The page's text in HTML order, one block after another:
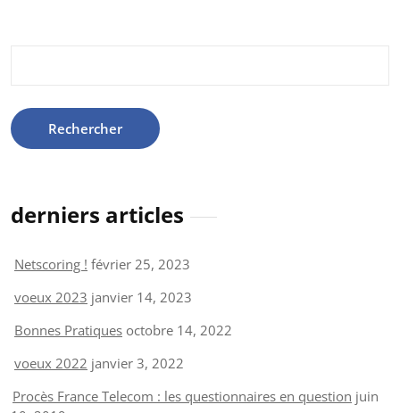
derniers articles
Netscoring ! février 25, 2023
voeux 2023 janvier 14, 2023
Bonnes Pratiques octobre 14, 2022
voeux 2022 janvier 3, 2022
Procès France Telecom : les questionnaires en question juin